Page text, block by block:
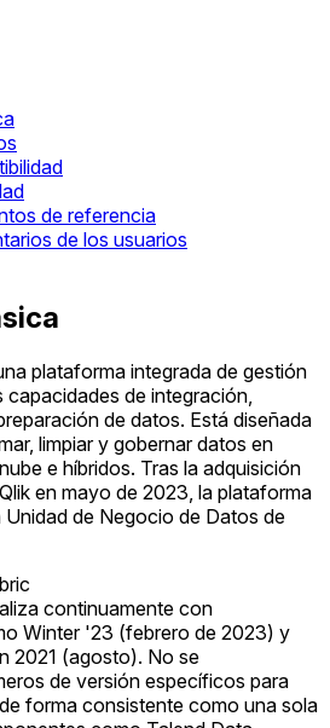
de referencia
de los usuarios
plataforma integrada de gestión
de integración,
de datos. Está diseñada
limpiar y gobernar datos en
e híbridos. Tras la adquisición
en mayo de 2023, la plataforma
de Negocio de Datos de
continuamente con
Winter '23 (febrero de 2023) y
2021 (agosto). No se
de versión específicos para
forma consistente como una sola